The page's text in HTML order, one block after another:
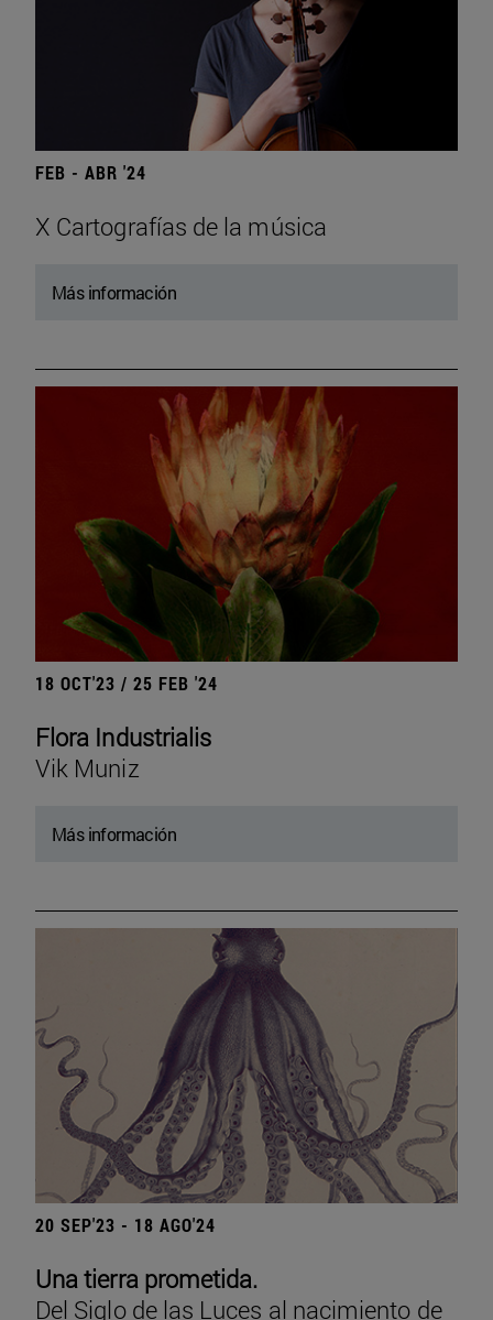
FEB - ABR '24
X Cartografías de la música
Más información
18 OCT'23 / 25 FEB '24
Flora Industrialis
Vik Muniz
Más información
20 SEP'23 - 18 AGO'24
Una tierra prometida.
Del Siglo de las Luces al nacimiento de